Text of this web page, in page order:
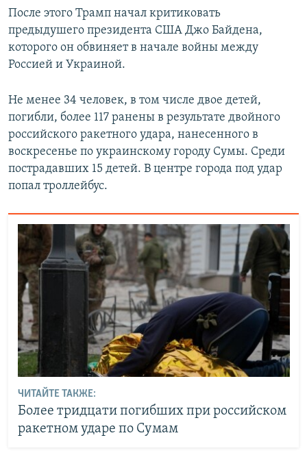
После этого Трамп начал критиковать
предыдушего президента США Джо Байдена,
которого он обвиняет в начале войны между
Россией и Украиной.
Не менее 34 человек, в том числе двое детей,
погибли, более 117 ранены в результате двойного
российского ракетного удара, нанесенного в
воскресенье по украинскому городу Сумы. Среди
пострадавших 15 детей. В центре города под удар
попал троллейбус.
ЧИТАЙТЕ ТАКЖЕ:
Более тридцати погибших при российском
ракетном ударе по Сумам